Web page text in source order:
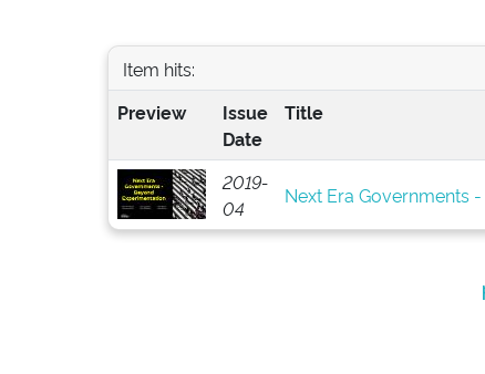
Item hits:
Preview
Issue
Date
Title
2019-
04
Next Era Governments